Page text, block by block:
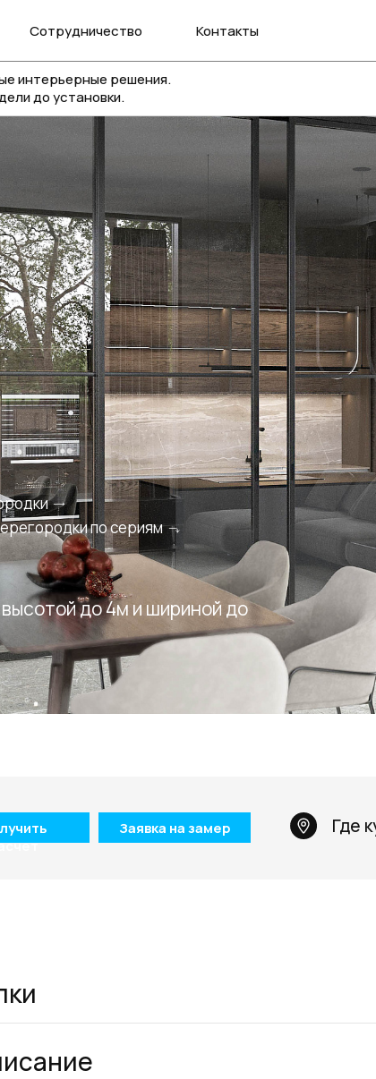
Сотрудничество Контакты
интерьерные решения.
до установки.
по сериям
до 4м и шириной до
Заявка на замер Где